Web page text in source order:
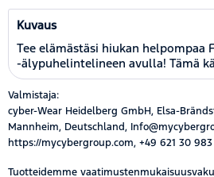
Kuvaus
Tee elämästäsi hiukan helpompaa
-älypuhelintelineen avulla! Tämä
Valmistaja:
cyber-Wear Heidelberg GmbH, Elsa-
Mannheim, Deutschland,
https://mycybergroup.com, +49 621 30
Tuotteidemme